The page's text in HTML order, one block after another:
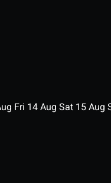
Fri 14Aug Sat 15Aug